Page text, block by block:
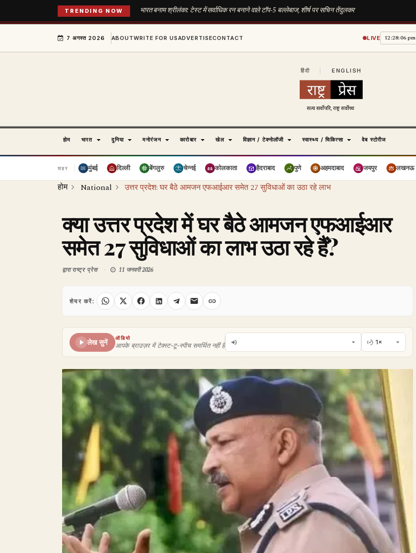
TRENDING NOW भारत बनाम श्रीलंका: टेस्ट में सर्वाधिक रन बनाने वाले टॉप-5 बल्लेबाज, शीर्ष पर सचिन तेंदुलकर
7 अगस्त 2026 ABOUTWRITE FOR USADVERTISECONTACT LIVE 12:28:07 pm
हिंदी ENGLISH
होम भारत दुनिया मनोरंजन कारोबार खेल विज्ञान / टेक्नोलॉजी स्वास्थ्य / चिकित्सा वेब स्टोरीज
शहर मुंबई दिल्ली बेंगलुरु चेन्नई कोलकाता हैदराबाद पुणे अहमदाबाद जयपुर लखनऊ
होम National उत्तर प्रदेश: घर बैठे आमजन एफआईआर समेत 27 सुविधाओं का उठा रहे लाभ
क्या उत्तर प्रदेश में घर बैठे आमजन एफआईआर
समेत 27 सुविधाओं का लाभ उठा रहे हैं?
द्वाराराष्ट्र प्रेस 11 जनवरी 2026
शेयर करें:
लेख सुनें
ऑडियो
आपके ब्राउज़र में टेक्स्ट-टू-स्पीच समर्थित नहीं है